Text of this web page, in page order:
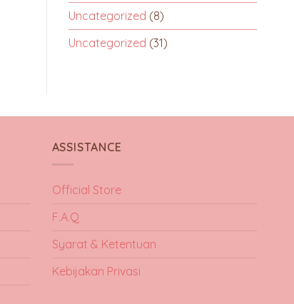
Uncategorized (8)
Uncategorized (31)
ASSISTANCE
Official Store
F.A.Q
Syarat & Ketentuan
Kebijakan Privasi